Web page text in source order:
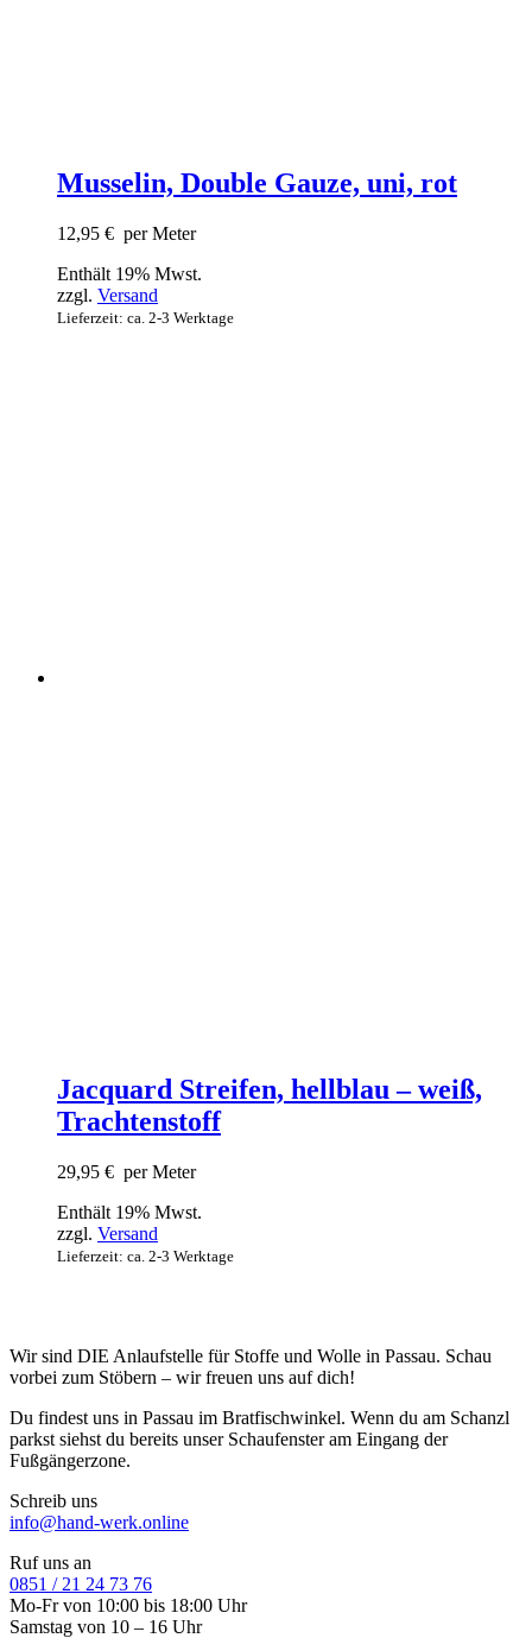
Musselin, Double Gauze, uni, rot
12,95 € per Meter
Enthält 19% Mwst.
zzgl. Versand
Lieferzeit: ca. 2-3 Werktage
Jacquard Streifen, hellblau – weiß,
Trachtenstoff
29,95 € per Meter
Enthält 19% Mwst.
zzgl. Versand
Lieferzeit: ca. 2-3 Werktage
Wir sind DIE Anlaufstelle für Stoffe und Wolle in Passau. Schau
vorbei zum Stöbern – wir freuen uns auf dich!
Du findest uns in Passau im Bratfischwinkel. Wenn du am Schanzl
parkst siehst du bereits unser Schaufenster am Eingang der
Fußgängerzone.
Schreib uns
info@hand-werk.online
Ruf uns an
0851 / 21 24 73 76
Mo-Fr von 10:00 bis 18:00 Uhr
Samstag von 10 – 16 Uhr